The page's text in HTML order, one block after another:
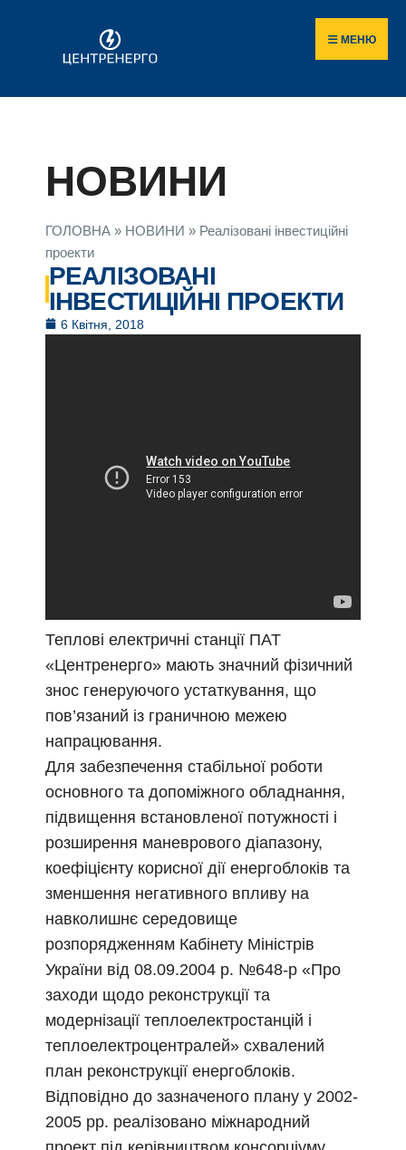
МЕНЮ
НОВИНИ
ГОЛОВНА » НОВИНИ » Реалізовані інвестиційні
проекти
РЕАЛІЗОВАНІ
ІНВЕСТИЦІЙНІ ПРОЕКТИ
6 Квітня, 2018
Теплові електричні станції ПАТ
«Центренерго» мають значний фізичний
знос генеруючого устаткування, що
пов’язаний із граничною межею
напрацювання.
Для забезпечення стабільної роботи
основного та допоміжного обладнання,
підвищення встановленої потужності і
розширення маневрового діапазону,
коефіцієнту корисної дії енергоблоків та
зменшення негативного впливу на
навколишнє середовище
розпорядженням Кабінету Міністрів
України від 08.09.2004 р. №648-р «Про
заходи щодо реконструкції та
модернізації теплоелектростанцій і
теплоелектроцентралей» схвалений
план реконструкції енергоблоків.
Відповідно до зазначеного плану у 2002-
2005 рр. реалізовано міжнародний